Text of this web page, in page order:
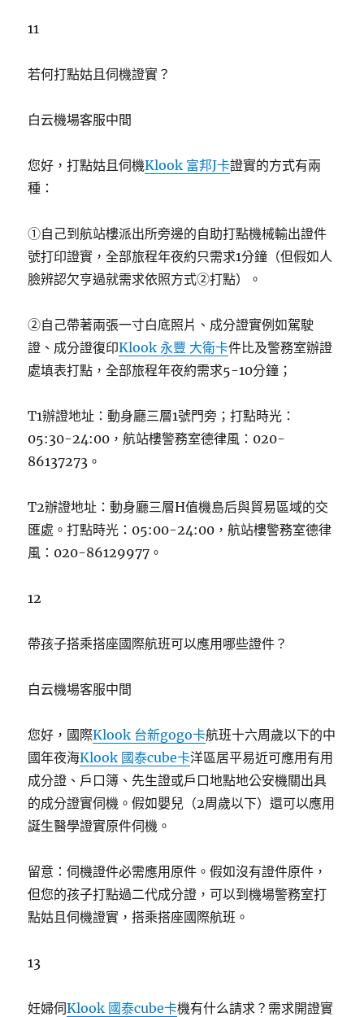
11
若何打點姑且伺機證實？
白云機場客服中間
您好，打點姑且伺機Klook 富邦J卡證實的方式有兩
種：
①自己到航站樓派出所旁邊的自助打點機械輸出證件
號打印證實，全部旅程年夜約只需求1分鐘（但假如人
臉辨認欠亨過就需求依照方式②打點）。
②自己帶著兩張一寸白底照片、成分證實例如駕駛
證、成分證復印Klook 永豐 大衛卡件比及警務室辦證
處填表打點，全部旅程年夜約需求5-10分鐘；
T1辦證地址：動身廳三層1號門旁；打點時光：
05:30-24:00，航站樓警務室德律風：020-
86137273。
T2辦證地址：動身廳三層H值機島后與貿易區域的交
匯處。打點時光：05:00-24:00，航站樓警務室德律
風：020-86129977。
12
帶孩子搭乘搭座國際航班可以應用哪些證件？
白云機場客服中間
您好，國際Klook 台新gogo卡航班十六周歲以下的中
國年夜海Klook 國泰cube卡洋區居平易近可應用有用
成分證、戶口簿、先生證或戶口地點地公安機關出具
的成分證實伺機。假如嬰兒（2周歲以下）還可以應用
誕生醫學證實原件伺機。
留意：伺機證件必需應用原件。假如沒有證件原件，
但您的孩子打點過二代成分證，可以到機場警務室打
點姑且伺機證實，搭乘搭座國際航班。
13
妊婦伺Klook 國泰cube卡機有什么請求？需求開證實